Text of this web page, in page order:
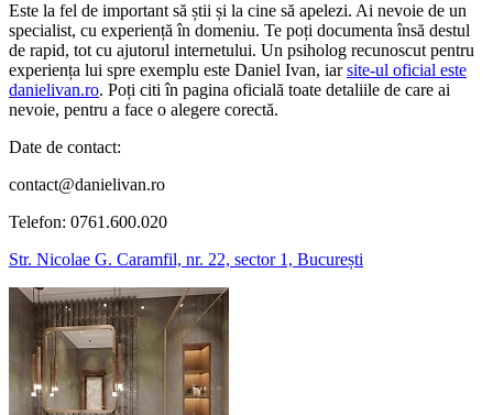
Este la fel de important să știi și la cine să apelezi. Ai nevoie de un
specialist, cu experiență în domeniu. Te poți documenta însă destul
de rapid, tot cu ajutorul internetului. Un psiholog recunoscut pentru
experiența lui spre exemplu este Daniel Ivan, iarsite-ul oficial este
danielivan.ro. Poți citi în pagina oficială toate detaliile de care ai
nevoie, pentru a face o alegere corectă.
Date de contact:
contact@danielivan.ro
Telefon: 0761.600.020
Str. Nicolae G. Caramfil, nr. 22, sector 1, București